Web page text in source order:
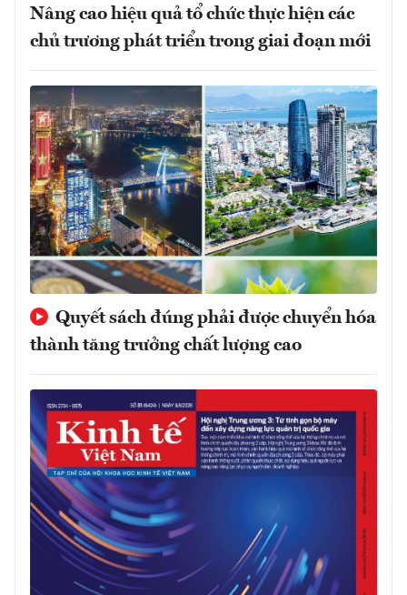
Nâng cao hiệu quả tổ chức thực hiện các
chủ trương phát triển trong giai đoạn mới
Quyết sách đúng phải được chuyển hóa
thành tăng trưởng chất lượng cao